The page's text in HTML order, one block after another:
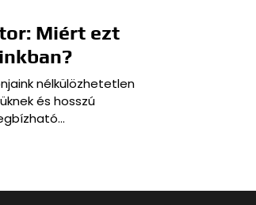
Miért ezt
nélkülözhetetlen
és hosszú